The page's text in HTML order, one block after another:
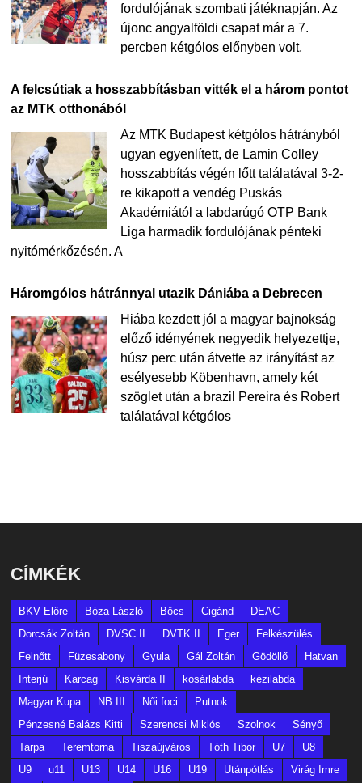
fordulójának szombati játéknapján. Az
újonc angyalföldi csapat már a 7.
percben kétgólos előnyben volt,
A felcsútiak a hosszabbításban vitték el a három pontot
az MTK otthonából
Az MTK Budapest kétgólos hátrányból
ugyan egyenlített, de Lamin Colley
hosszabbítás végén lőtt találatával 3-2-
re kikapott a vendég Puskás
Akadémiától a labdarúgó OTP Bank
Liga harmadik fordulójának pénteki
nyitómérkőzésén. A
Háromgólos hátránnyal utazik Dániába a Debrecen
Hiába kezdett jól a magyar bajnokság
előző idényének negyedik helyezettje,
húsz perc után átvette az irányítást az
esélyesebb Köbenhavn, amely két
szöglet után a brazil Pereira és Robert
találatával kétgólos
CÍMKÉK
BKV Előre Bóza László Bőcs Cigánd
DEAC
Dorcsák Zoltán
DVSC II DVTK II Eger
Felkészülés
Felnőtt
Füzesabony Gyula Gál Zoltán Gödöllő
Hatvan
Interjú
Karcag Kisvárda II kosárlabda
kézilabda
Magyar Kupa
NB III Női foci
Putnok
Pénzesné Balázs Kitti
Szerencsi Miklós Szolnok
Sényő
Tarpa
Teremtorna Tiszaújváros Tóth Tibor U7
U8
U9
u11 U13 U14 U16 U19 Utánpótlás
Virág Imre